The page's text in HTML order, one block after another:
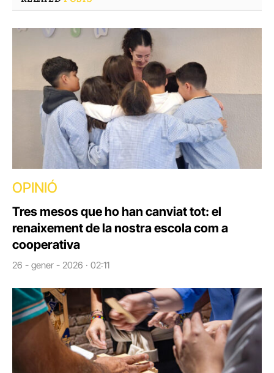
OPINIÓ
Tres mesos que ho han canviat tot: el
renaixement de la nostra escola com a
cooperativa
26 - gener - 2026 · 02:11